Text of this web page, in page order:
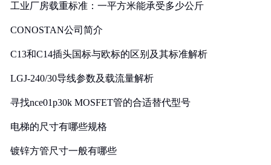
工业厂房载重标准：一平方米能承受多少公斤
CONOSTAN公司简介
C13和C14插头国标与欧标的区别及其标准解析
LGJ-240/30导线参数及载流量解析
寻找nce01p30k MOSFET管的合适替代型号
电梯的尺寸有哪些规格
镀锌方管尺寸一般有哪些